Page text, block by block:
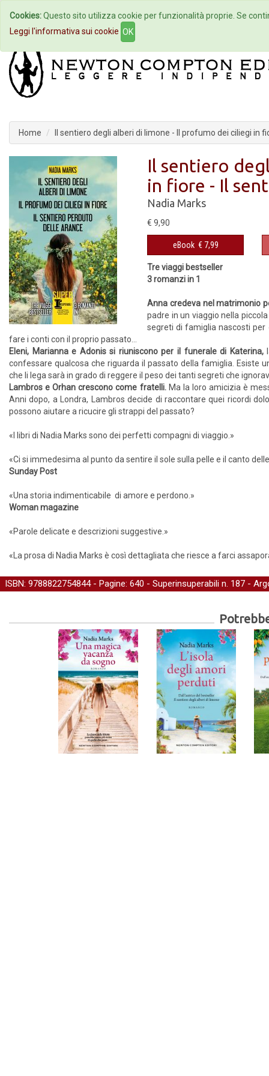
Home Autori Eventi
Home Il sentiero degli alberi di limone - Il profumo dei ciliegi in
Il sentiero
in fiore - Il
Nadia Marks
€ 9,90
eBook € 7,99
Tre viaggi bestseller
3 romanzi in 1
Anna credeva nel matrimonio
padre in un viaggio nella
segreti di famiglia nascosti per
fare i conti con il proprio passato…
Eleni, Marianna e Adonis si riuniscono per il funerale di Katerina,
confessare qualcosa che riguarda il passato della famiglia. Esiste
che li lega sarà in grado di reggere il peso dei tanti segreti che
Lambros e Orhan crescono come fratelli.Ma la loro amicizia è
Anni dopo, a Londra, Lambros decide di raccontare quei ricordi
possono aiutare a ricucire gli strappi del passato?
«I libri di Nadia Marks sono dei perfetti compagni di viaggio.»
«Ci si immedesima al punto da sentire il sole sulla pelle e il canto
Sunday Post
«Una storia indimenticabile di amore e perdono.»
Woman magazine
«Parole delicate e descrizioni suggestive.»
«La prosa di Nadia Marks è così dettagliata che riesce a farci
ISBN: 9788822754844 - Pagine: 640 - Superinsuperabili n. 187 -
Cookies:Questo sito utilizza cookie per funzionalità proprie. Se
Leggi l'informativa sui cookie OK